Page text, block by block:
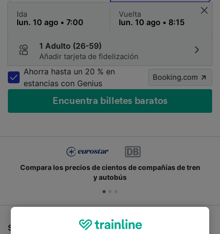
Ida Vuelta
1 Adulto (26-59)
Añadir tarjeta de fidelización
Ahorra hasta un 20 % en
estancias con Genius
Booking.com
Encuentra billetes baratos
Compara los precios de cientos de compañías de tren
y autobús
Si estás buscando autobuses de Sion a Martigny,